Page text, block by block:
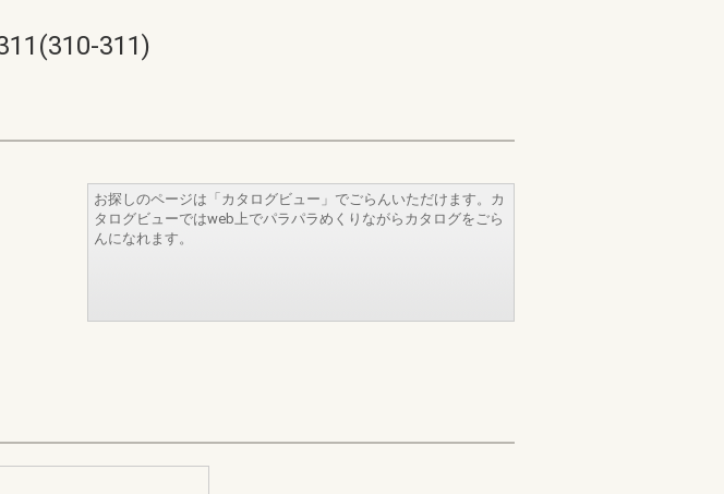
311)
お探しのページは「カタログビュー」でごらんいただけます。カ
タログビューではweb上でパラパラめくりながらカタログをごら
んになれます。